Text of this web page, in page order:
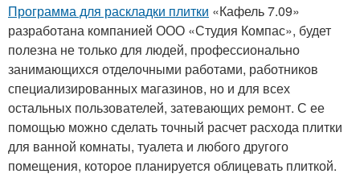
Программа для раскладки плитки «Кафель 7.09»
разработана компанией ООО «Студия Компас», будет
полезна не только для людей, профессионально
занимающихся отделочными работами, работников
специализированных магазинов, но и для всех
остальных пользователей, затевающих ремонт. С ее
помощью можно сделать точный расчет расхода плитки
для ванной комнаты, туалета и любого другого
помещения, которое планируется облицевать плиткой.